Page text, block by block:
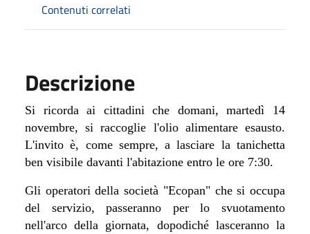
Contenuti correlati
Descrizione
Si ricorda ai cittadini che domani, martedì 14
novembre, si raccoglie l'olio alimentare esausto.
L'invito è, come sempre, a lasciare la tanichetta
ben visibile davanti l'abitazione entro le ore 7:30.
Gli operatori della società "Ecopan" che si occupa
del servizio, passeranno per lo svuotamento
nell'arco della giornata, dopodiché lasceranno la